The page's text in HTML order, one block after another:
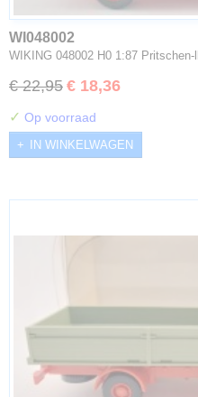
WI048002
WIKING 048002 H0 1:87 Pritschen-
€ 22,95 € 18,36
✓ Op voorraad
IN WINKELWAGEN